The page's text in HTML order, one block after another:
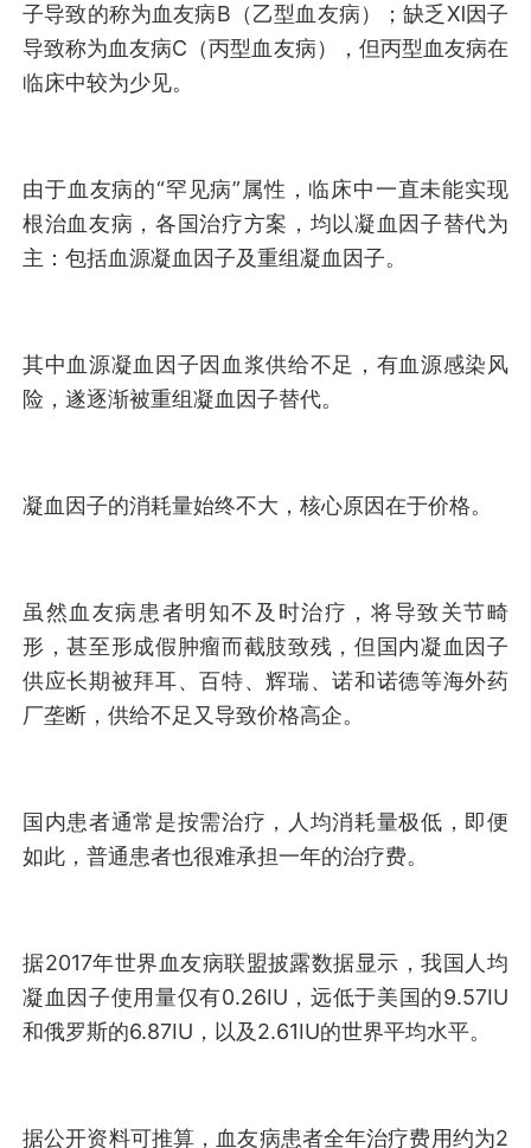
子导致的称为血友病B（乙型血友病）；缺乏Ⅺ因子
导致称为血友病C（丙型血友病），但丙型血友病在
临床中较为少见。
由于血友病的“罕见病”属性，临床中一直未能实现
根治血友病，各国治疗方案，均以凝血因子替代为
主：包括血源凝血因子及重组凝血因子。
其中血源凝血因子因血浆供给不足，有血源感染风
险，遂逐渐被重组凝血因子替代。
凝血因子的消耗量始终不大，核心原因在于价格。
虽然血友病患者明知不及时治疗，将导致关节畸
形，甚至形成假肿瘤而截肢致残，但国内凝血因子
供应长期被拜耳、百特、辉瑞、诺和诺德等海外药
厂垄断，供给不足又导致价格高企。
国内患者通常是按需治疗，人均消耗量极低，即便
如此，普通患者也很难承担一年的治疗费。
据2017年世界血友病联盟披露数据显示，我国人均
凝血因子使用量仅有0.26IU，远低于美国的9.57IU
和俄罗斯的6.87IU，以及2.61IU的世界平均水平。
据公开资料可推算，血友病患者全年治疗费用约为2